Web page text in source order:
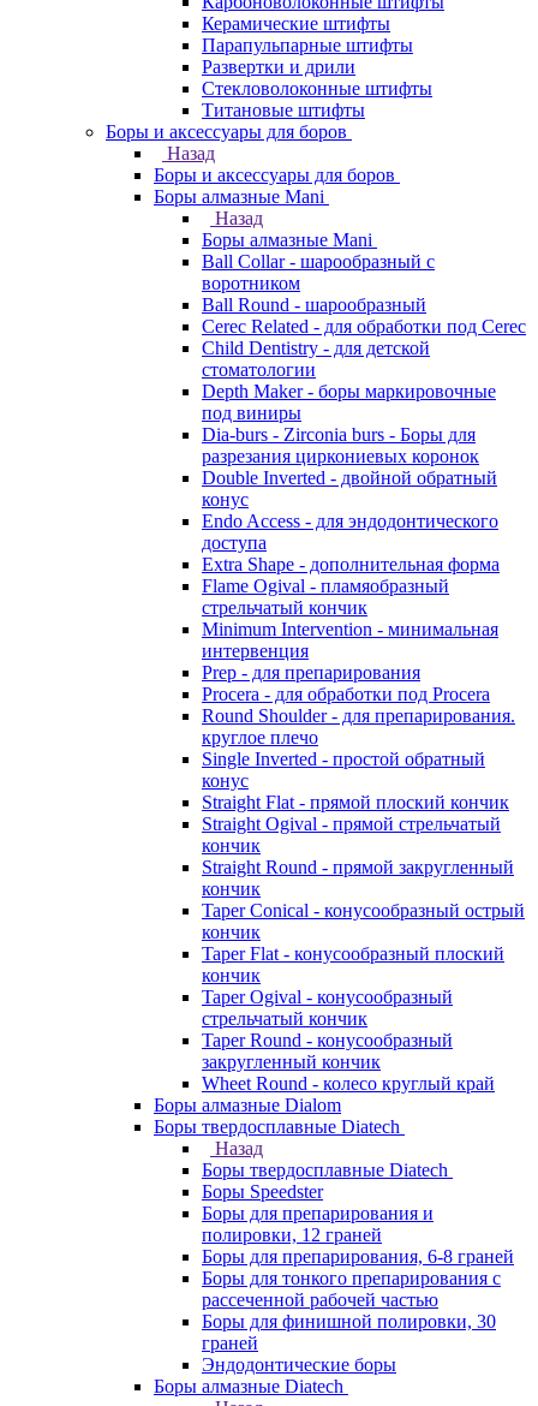
Керамические штифты
Парапульпарные штифты
Развертки и дрили
Стекловолоконные штифты
Титановые штифты
Боры и аксессуары для боров
Назад
Боры и аксессуары для боров
Боры алмазные Mani
Назад
Боры алмазные Mani
Ball Collar - шарообразный c
воротником
Ball Round - шарообразный
Cerec Related - для обработки под Cerec
Child Dentistry - для детской
стоматологии
Depth Maker - боры маркировочные
под виниры
Dia-burs - Zirconia burs - Боры для
разрезания циркониевых коронок
Double Inverted - двойной обратный
конус
Endo Access - для эндодонтического
доступа
Extra Shape - дополнительная форма
Flame Ogival - пламяобразный
стрельчатый кончик
Minimum Intervention - минимальная
интервенция
Prep - для препарирования
Procera - для обработки под Procera
Round Shoulder - для препарирования.
круглое плечо
Single Inverted - простой обратный
конус
Straight Flat - прямой плоский кончик
Straight Ogival - прямой стрельчатый
кончик
Straight Round - прямой закругленный
кончик
Taper Conical - конусообразный острый
кончик
Taper Flat - конусообразный плоский
кончик
Taper Ogival - конусообразный
стрельчатый кончик
Taper Round - конусообразный
закругленный кончик
Wheet Round - колесо круглый край
Боры алмазные Dialom
Боры твердосплавные Diatech
Назад
Боры твердосплавные Diatech
Боры Speedster
Боры для препарирования и
полировки, 12 граней
Боры для препарирования, 6-8 граней
Боры для тонкого препарирования с
рассеченной рабочей частью
Боры для финишной полировки, 30
граней
Эндодонтические боры
Боры алмазные Diatech